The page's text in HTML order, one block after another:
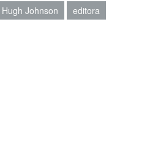
Hugh Johnson editora